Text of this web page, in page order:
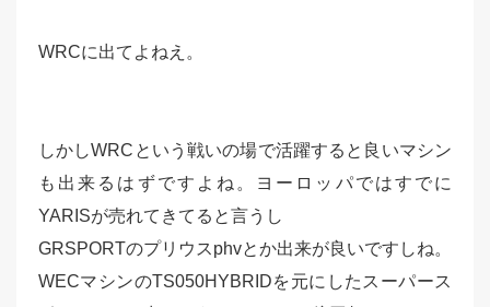
WRCに出てよねえ。
しかしWRCという戦いの場で活躍すると良いマシン
も出来るはずですよね。ヨーロッパではすでに
YARISが売れてきてると言うし
GRSPORTのプリウスphvとか出来が良いですしね。
WECマシンのTS050HYBRIDを元にしたスーパース